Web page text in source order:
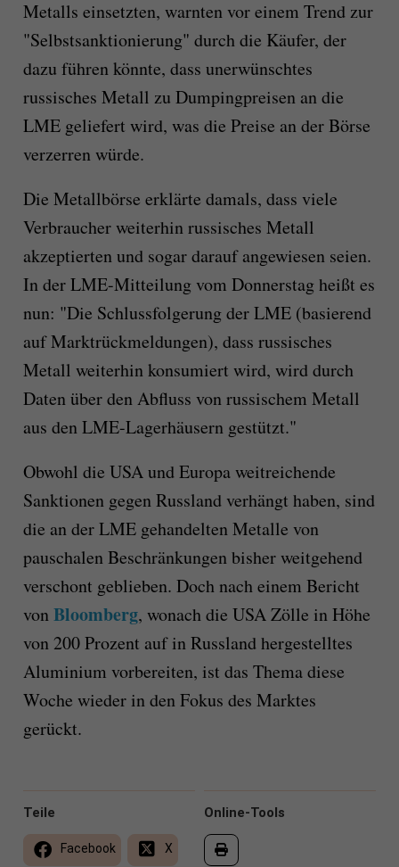
Metalls einsetzten, warnten vor einem Trend zur
"Selbstsanktionierung" durch die Käufer, der
dazu führen könnte, dass unerwünschtes
russisches Metall zu Dumpingpreisen an die
LME geliefert wird, was die Preise an der Börse
verzerren würde.
Die Metallbörse erklärte damals, dass viele
Verbraucher weiterhin russisches Metall
akzeptierten und sogar darauf angewiesen seien.
In der LME-Mitteilung vom Donnerstag heißt es
nun: "Die Schlussfolgerung der LME (basierend
auf Marktrückmeldungen), dass russisches
Metall weiterhin konsumiert wird, wird durch
Daten über den Abfluss von russischem Metall
aus den LME-Lagerhäusern gestützt."
Obwohl die USA und Europa weitreichende
Sanktionen gegen Russland verhängt haben, sind
die an der LME gehandelten Metalle von
pauschalen Beschränkungen bisher weitgehend
verschont geblieben. Doch nach einem Bericht
vonBloomberg, wonach die USA Zölle in Höhe
von 200 Prozent auf in Russland hergestelltes
Aluminium vorbereiten, ist das Thema diese
Woche wieder in den Fokus des Marktes
gerückt.
Online-Tools
Teile
Facebook X